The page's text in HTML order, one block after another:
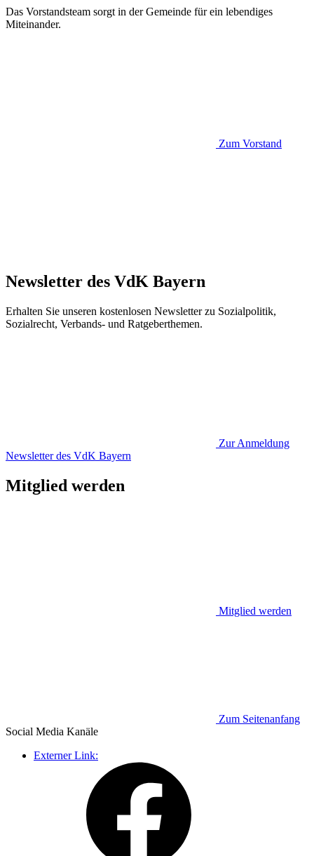
Das Vorstandsteam sorgt in der Gemeinde für ein lebendiges
Miteinander.
Zum Vorstand
Newsletter des VdK Bayern
Erhalten Sie unseren kostenlosen Newsletter zu Sozialpolitik,
Sozialrecht, Verbands- und Ratgeberthemen.
Zur Anmeldung
Newsletter des VdK Bayern
Mitglied werden
Mitglied werden
Zum Seitenanfang
Social Media Kanäle
Externer Link: